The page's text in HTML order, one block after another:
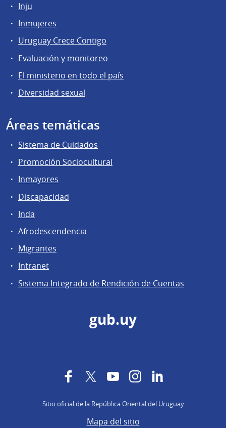
Inju
Inmujeres
Uruguay Crece Contigo
Evaluación y monitoreo
El ministerio en todo el país
Diversidad sexual
Áreas temáticas
Sistema de Cuidados
Promoción Sociocultural
Inmayores
Discapacidad
Inda
Afrodescendencia
Migrantes
Intranet
Sistema Integrado de Rendición de Cuentas
gub.uy
FacebookTwitterYouTubeInstagram
Sitio oficial de la República Oriental del Uruguay
Mapa del sitio